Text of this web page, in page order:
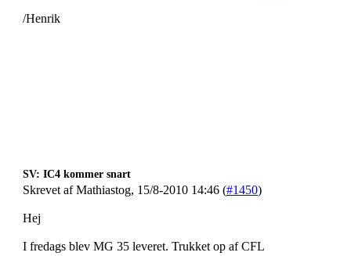
/Henrik
SV: IC4 kommer snart
Skrevet af Mathiastog, 15/8-2010 14:46 (#1450)
Hej
I fredags blev MG 35 leveret. Trukket op af CFL